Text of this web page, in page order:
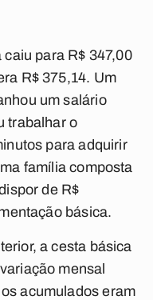
para R$ 347,00
R$ 375,14. Um
um salário
trabalhar o
para adquirir
família composta
de R$
básica.
a cesta básica
mensal
acumulados eram